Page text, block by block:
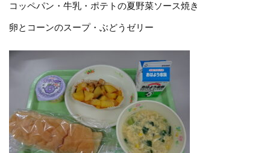
コッペパン・牛乳・ポテトの夏野菜ソース焼き
卵とコーンのスープ・ぶどうゼリー